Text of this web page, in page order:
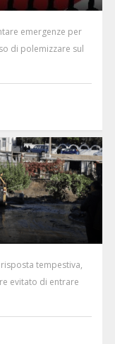
emergenze per
di polemizzare sul
tempestiva,
evitato di entrare